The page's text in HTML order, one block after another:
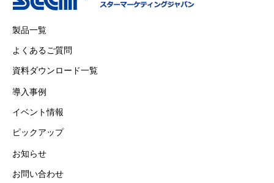
製品一覧
よくあるご質問
資料ダウンロード一覧
導入事例
イベント情報
ピックアップ
お知らせ
お問い合わせ